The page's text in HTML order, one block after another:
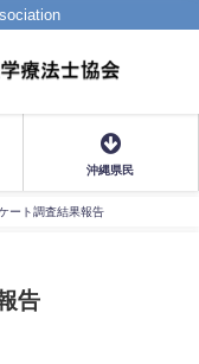
沖縄県民
ート調査結果報告
告